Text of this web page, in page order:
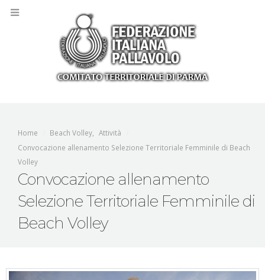
Home Beach Volley
Attività
Convocazione allenamento Selezione Territoriale Femminile di Beach
Volley
Convocazione allenamento
Selezione Territoriale Femminile di
Beach Volley